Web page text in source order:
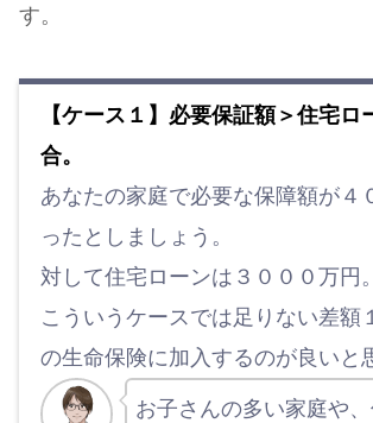
す。
【ケース１】必要保証額＞住宅ロ
合。
あなたの家庭で必要な保障額が４
ったとしましょう。
対して住宅ローンは３０００万円。
こういうケースでは足りない差額
の生命保険に加入するのが良いと
お子さんの多い家庭や